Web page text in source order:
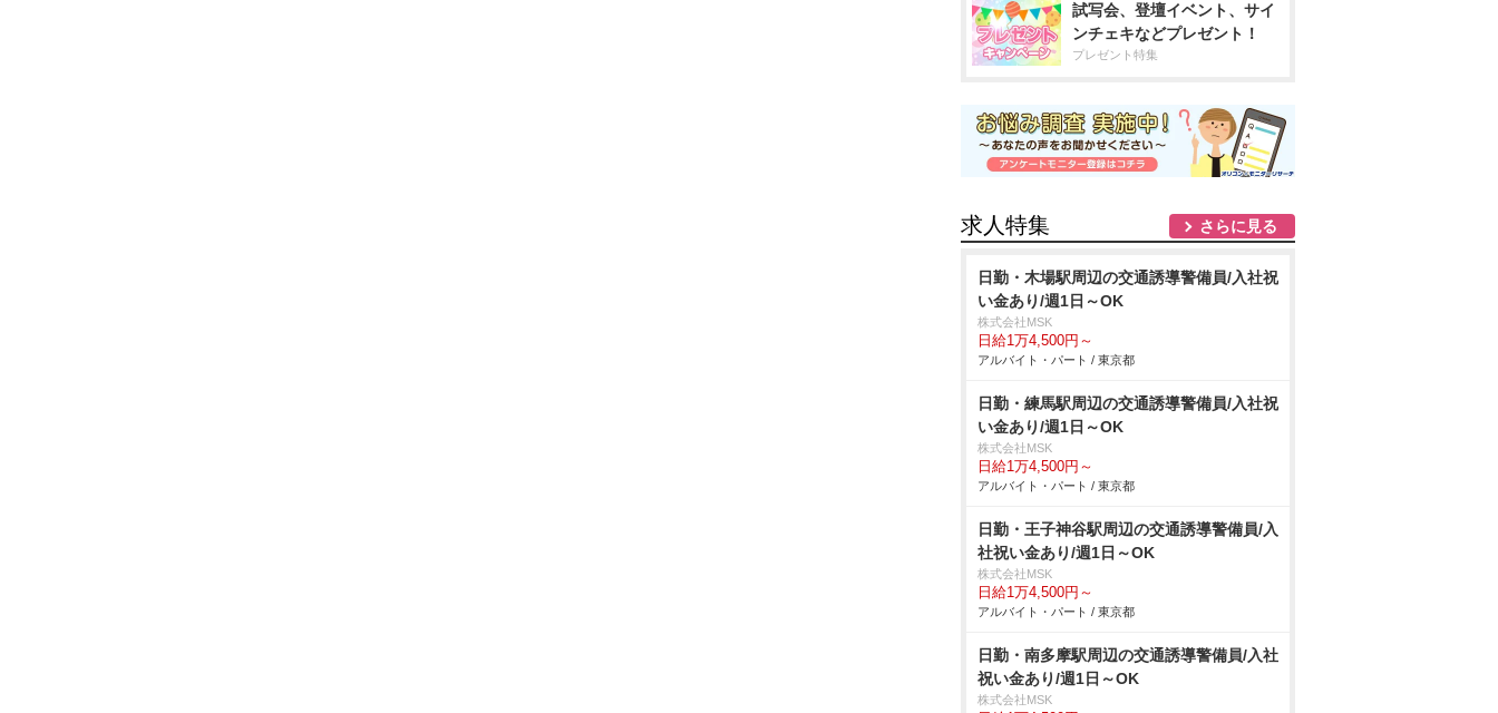
試写会、登壇イベント、サイ
ンチェキなどプレゼント！
プレゼント特集
求人特集 さらに見る
日勤・木場駅周辺の交通誘導警備員/入社祝
い金あり/週1日～OK
株式会社MSK
日給1万4,500円～
アルバイト・パート / 東京都
日勤・練馬駅周辺の交通誘導警備員/入社祝
い金あり/週1日～OK
株式会社MSK
日給1万4,500円～
アルバイト・パート / 東京都
日勤・王子神谷駅周辺の交通誘導警備員/入
社祝い金あり/週1日～OK
株式会社MSK
日給1万4,500円～
アルバイト・パート / 東京都
日勤・南多摩駅周辺の交通誘導警備員/入社
祝い金あり/週1日～OK
株式会社MSK